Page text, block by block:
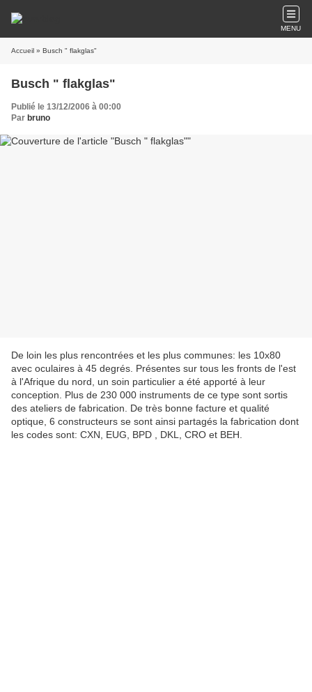
MENU
Accueil » Busch " flakglas"
Busch " flakglas"
Publié le 13/12/2006 à 00:00
Par bruno
De loin les plus rencontrées et les plus communes: les 10x80
avec oculaires à 45 degrés. Présentes sur tous les fronts de l'est
à l'Afrique du nord, un soin particulier a été apporté à leur
conception. Plus de 230 000 instruments de ce type sont sortis
des ateliers de fabrication. De très bonne facture et qualité
optique, 6 constructeurs se sont ainsi partagés la fabrication dont
les codes sont: CXN, EUG, BPD , DKL, CRO et BEH.